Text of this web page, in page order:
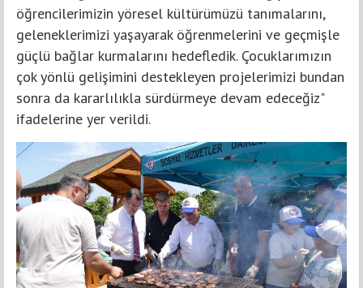
öğrencilerimizin yöresel kültürümüzü tanımalarını,
geleneklerimizi yaşayarak öğrenmelerini ve geçmişle
güçlü bağlar kurmalarını hedefledik. Çocuklarımızın
çok yönlü gelişimini destekleyen projelerimizi bundan
sonra da kararlılıkla sürdürmeye devam edeceğiz"
ifadelerine yer verildi.